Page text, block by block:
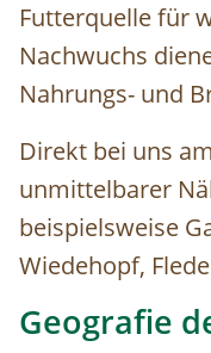
Futterquelle für
Nachwuchs
Nahrungs- und
Direkt bei uns
unmittelbarer
beispielsweise
Wiedehopf,
Geografie